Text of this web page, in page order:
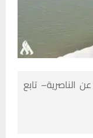
الناصرية– تابع